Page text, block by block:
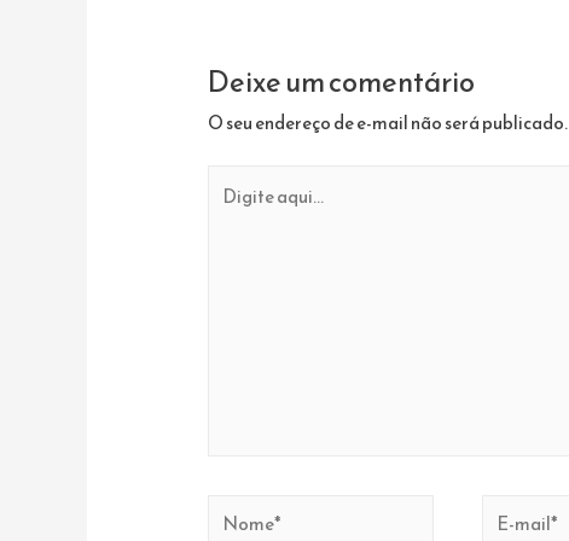
Deixe um comentário
O seu endereço de e-mail não será publicado.
aqui...
Nome*